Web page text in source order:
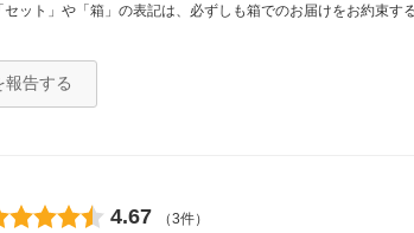
セット」や「箱」の表記は、必ずしも箱でのお届けをお約束
報告する
4.67 （3件）